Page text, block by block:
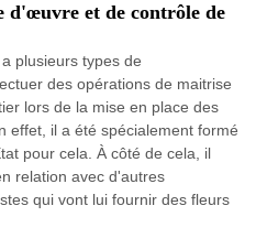
d'œuvre et de contrôle de
plusieurs types de
des opérations de maitrise
lors de la mise en place des
effet, il a été spécialement formé
pour cela. À côté de cela, il
relation avec d'autres
qui vont lui fournir des fleurs